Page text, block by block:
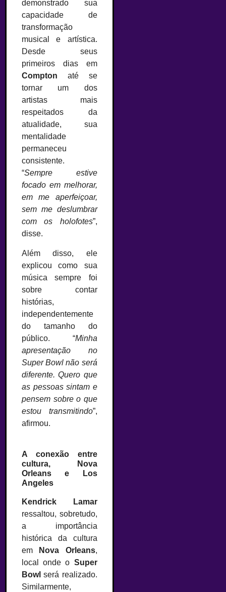
demonstrado sua
capacidade de
transformação
musical e artística.
Desde seus
primeiros dias em
Compton até se
tornar um dos
artistas mais
respeitados da
atualidade, sua
mentalidade
permaneceu
consistente.
“Sempre estive
focado em melhorar,
em me aperfeiçoar,
sem me deslumbrar
com os holofotes”,
disse.
Além disso, ele
explicou como sua
música sempre foi
sobre contar
histórias,
independentemente
do tamanho do
público. “Minha
apresentação no
Super Bowl não será
diferente. Quero que
as pessoas sintam e
pensem sobre o que
estou transmitindo”,
afirmou.
A conexão entre
cultura, Nova
Orleans e Los
Angeles
Kendrick Lamar
ressaltou, sobretudo,
a importância
histórica da cultura
em
Nova Orleans,
local onde o Super
Bowl será realizado.
Similarmente,